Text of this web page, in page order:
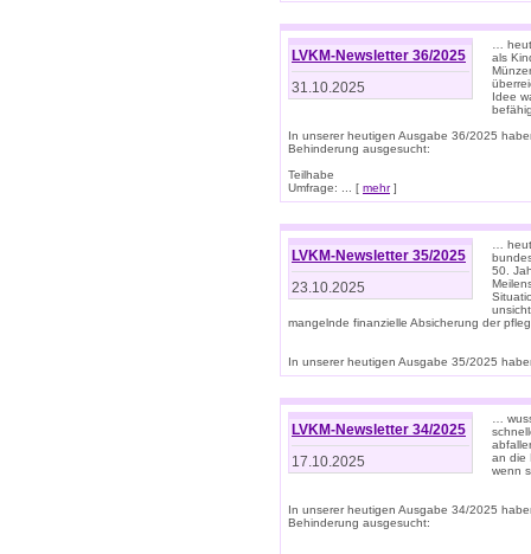
LVKM-Newsletter 36/2025
31.10.2025
…
als
Idee
In unserer heutigen Ausgabe 36/2025
Behinderung ausgesucht:
Teilhabe
Umfrage: ... [ mehr]
LVKM-Newsletter 35/2025
23.10.2025
…
50.
mangelnde finanzielle Absicherung der
In unserer heutigen Ausgabe 35/2025
LVKM-Newsletter 34/2025
17.10.2025
…
an die
wenn
In unserer heutigen Ausgabe 34/2025
Behinderung ausgesucht: